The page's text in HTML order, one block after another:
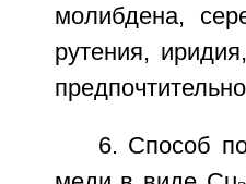
молибдена,
рутения,
6. Способ